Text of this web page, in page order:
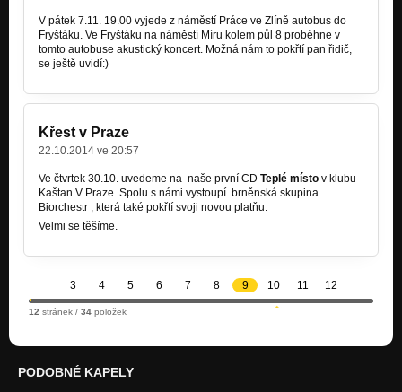
V pátek 7.11. 19.00 vyjede z náměstí Práce ve Zlíně autobus do
Fryštáku. Ve Fryštáku na náměstí Míru kolem půl 8 proběhne v
tomto autobuse akustický koncert. Možná nám to pokřtí pan řidič,
se ještě uvidí:)
Křest v Praze
22.10.2014 ve 20:57
Ve čtvrtek 30.10. uvedeme na naše první CD Teplé místo v klubu
Kaštan V Praze. Spolu s námi vystoupí brněnská skupina
Biorchestr , která také pokřtí svoji novou platňu.
Velmi se těšíme.
3 4 5 6 7 8 9 10 11 12
12 stránek / 34 položek
PODOBNÉ KAPELY